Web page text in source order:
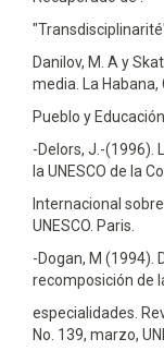
Danilov, M. A y
media. La Habana,
Pueblo y Educación.
-Delors, J.-(1996).
la UNESCO de la
Internacional
UNESCO. Paris.
-Dogan, M (1994).
recomposición de
especialidades.
No. 139, marzo,